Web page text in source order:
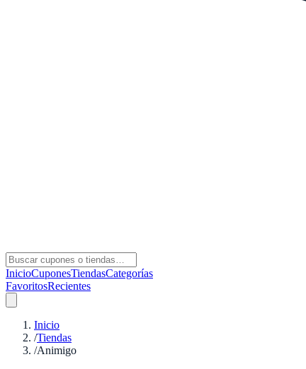
InicioCuponesTiendasCategorías
FavoritosRecientes
Inicio
/Tiendas
/Animigo